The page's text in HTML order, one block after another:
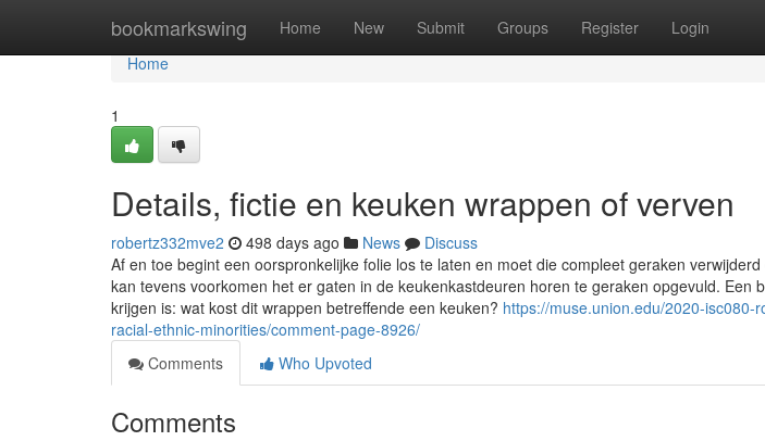
bookmarkswing Home New Submit Groups Register Login
Home
Home
1
Details, fictie en keuken wrappen of verven
robertz332mve2 498 days ago News
Discuss
Af en toe begint een oorspronkelijke folie los te laten en moet die compleet geraken
kan tevens voorkomen het er gaten in de keukenkastdeuren horen te geraken opgevuld. Een
krijgen is: wat kost dit wrappen betreffende een keuken? https://muse.union.edu/2020-
racial-ethnic-minorities/comment-page-8926/
Comments
Who Upvoted
Comments